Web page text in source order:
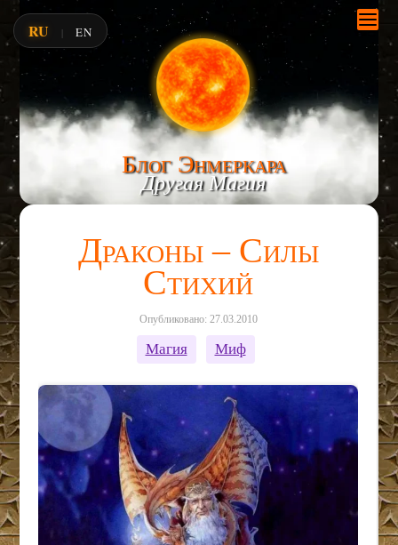
Блог Энмеркара
Другая Магия
Драконы – Силы
Стихий
Опубликовано: 27.03.2010
Магия Миф
RU | EN